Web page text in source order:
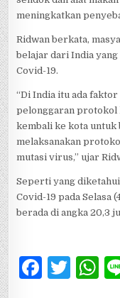
meningkatkan
Ridwan berkata,
belajar dari India
Covid-19.
“Di India itu ada
pelonggaran protokol
kembali ke kota untuk
melaksanakan
mutasi virus,” ujar
Seperti yang
Covid-19 pada Selasa
berada di angka 20,3
F
T